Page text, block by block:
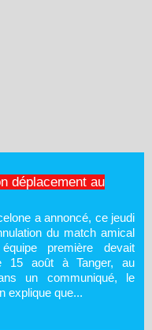
déplacement au
a annoncé, ce jeudi
du match amical
première devait
15 août à Tanger, au
un communiqué, le
explique que...